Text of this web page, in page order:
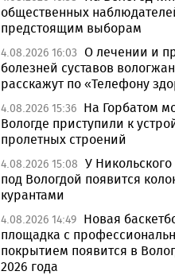
общественных
предстоящим выборам
4.08.2026 16:03 О лечении и
болезней суставов
расскажут по «Телефону
4.08.2026 15:36 На Горбатом
Вологде приступили к
пролетных строений
4.08.2026 15:08 У
под Вологдой появится
курантами
4.08.2026 14:49 Новая
площадка с
покрытием появится в
2026 года